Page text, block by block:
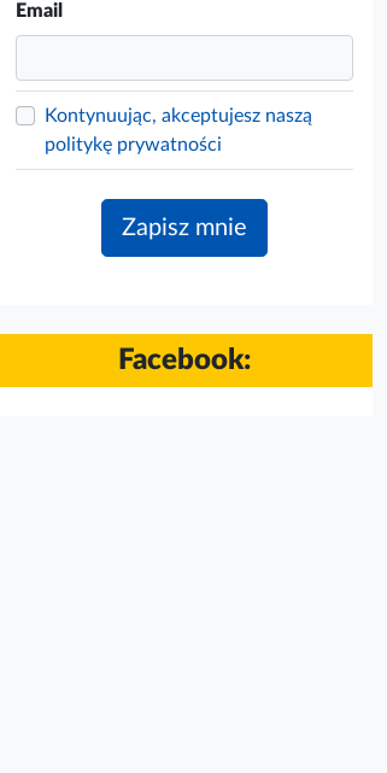
Email
Kontynuując, akceptujesz naszą
politykę prywatności
Facebook: